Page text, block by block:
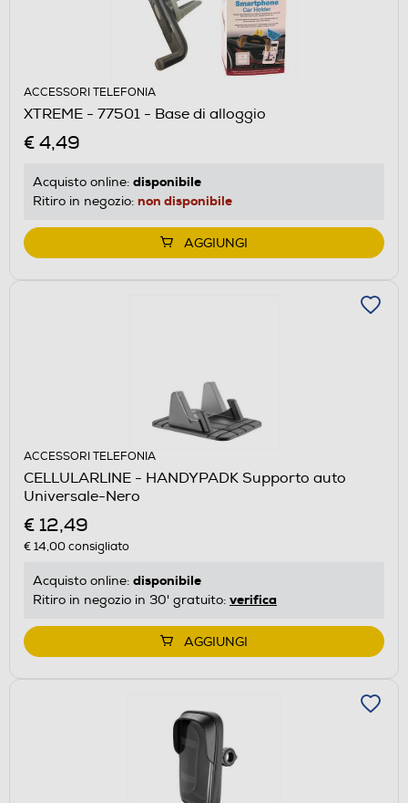
ACCESSORI TELEFONIA
XTREME - 77501 - Base di alloggio
€ 4,49
Acquisto online: disponibile
Ritiro in negozio: non disponibile
AGGIUNGI
ACCESSORI TELEFONIA
CELLULARLINE - HANDYPADK Supporto auto
Universale-Nero
€ 12,49
€ 14,00consigliato
Acquisto online: disponibile
Ritiro in negozio in 30' gratuito: verifica
AGGIUNGI